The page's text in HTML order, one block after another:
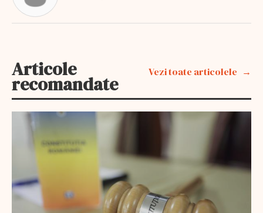
Articole
recomandate
Vezi toate articolele